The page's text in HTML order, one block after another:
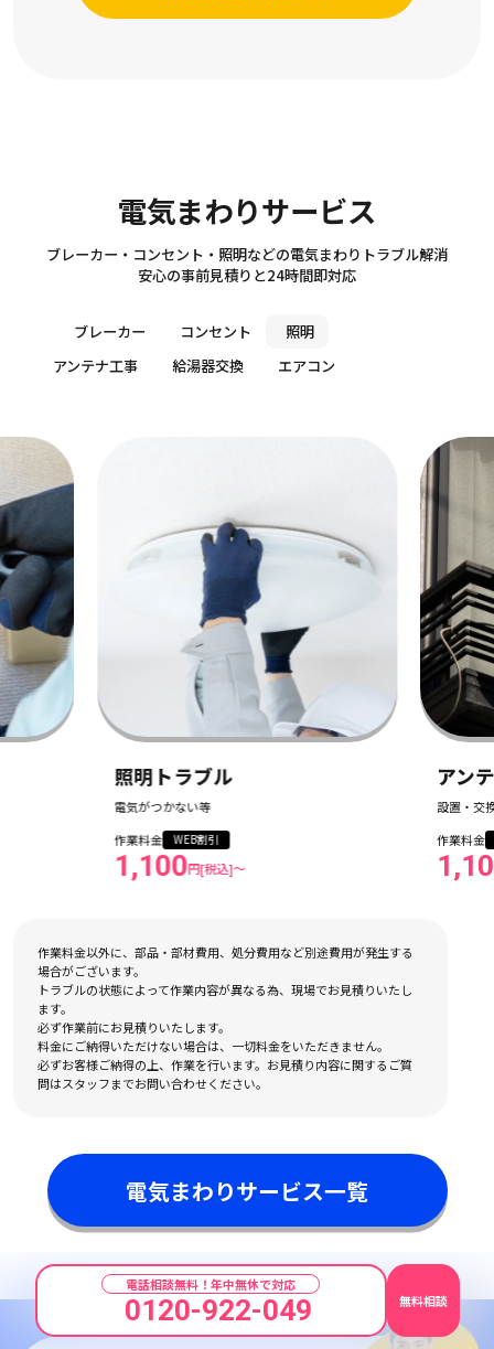
電気まわりサービス
Electricity
ブレーカー・コンセント・照明などの電気まわりトラブル解消
安心の事前見積りと24時間即対応
ブレーカー コンセント
照明
アンテナ工事
給湯器交換 エアコン
照明トラブル
電気がつかない等
WEB割引
円[税込]〜
アンテナ工事
設置・交換・修理
WEB割引
円[税込]〜
作業料金以外に、部品・部材費用、処分費用など別途費用が発生する
場合がございます。
トラブルの状態によって作業内容が異なる為、現場でお見積りいたし
ます。
必ず作業前にお見積りいたします。
料金にご納得いただけない場合は、一切料金をいただきません。
必ずお客様ご納得の上、作業を行います。お見積り内容に関するご質
問はスタッフまでお問い合わせください。
電気まわりサービス一覧
電話相談無料！年中無休で対応
0120-922-049 無料相談